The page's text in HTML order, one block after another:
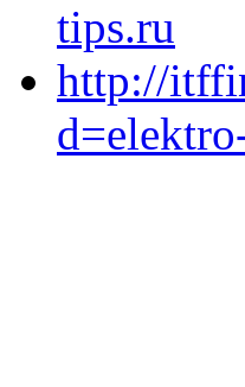
tips.ru
http://